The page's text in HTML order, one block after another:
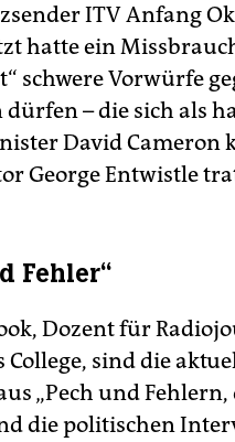
ITV Anfang
hatte ein
schwere Vorwürfe
– die sich als
David Cameron
George Entwistle
Fehler“
Dozent für
College, sind die
„Pech und
die politischen